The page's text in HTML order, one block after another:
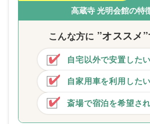
高蔵寺 光明会館の特
こんな方に ”オススメ”
自宅以外で安置した
自家用車を利用した
斎場で宿泊を希望さ